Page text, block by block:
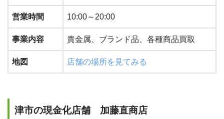
営業時間 10:00～20:00
事業内容 貴金属、ブランド品、各種商品買取
地図 店舗の場所を見てみる
津市の現金化店舗 加藤直商店